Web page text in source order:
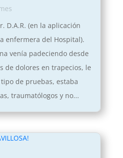
D.A.R. (en la aplicación
enfermera del Hospital).
venía padeciendo desde
de dolores en trapecios, le
de pruebas, estaba
traumatólogos y no...